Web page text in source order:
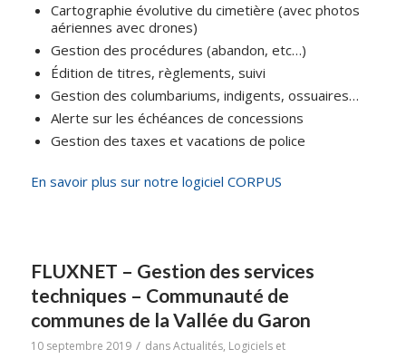
Cartographie évolutive du cimetière (avec photos
aériennes avec drones)
Gestion des procédures (abandon, etc…)
Édition de titres, règlements, suivi
Gestion des columbariums, indigents, ossuaires…
Alerte sur les échéances de concessions
Gestion des taxes et vacations de police
En savoir plus sur notre logiciel CORPUS
FLUXNET – Gestion des services
techniques – Communauté de
communes de la Vallée du Garon
10 septembre 2019 / dansActualités, Logiciels et